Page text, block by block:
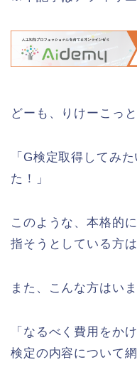
どーも、りけーこっと
「G検定取得してみ
た！」
このような、本格的
指そうとしている方
また、こんな方はい
「なるべく費用をか
検定の内容について